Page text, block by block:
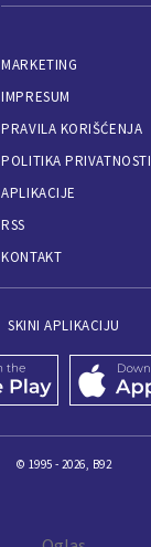
MARKETING
IMPRESUM
PRAVILA KORIŠĆENJA
POLITIKA PRIVATNOSTI
APLIKACIJE
RSS
KONTAKT
SKINI APLIKACIJU
© 1995 - 2026, B92